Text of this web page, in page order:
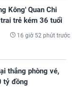
Kông' Quan Chi
trẻ kém 36 tuổi
16 giờ 52 phút trước
thắng phòng vé,
tỷ đồng